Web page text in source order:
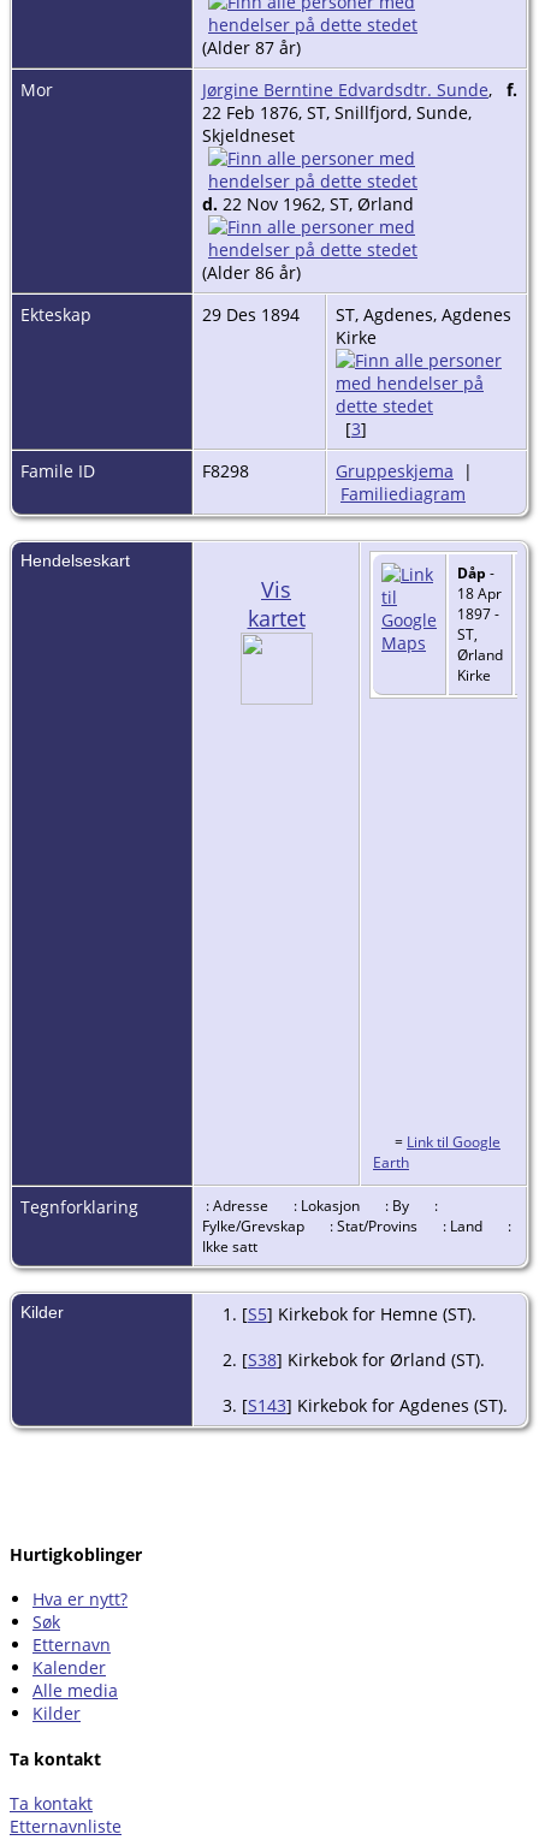
(Alder 87 år)
Mor
Jørgine Berntine Edvardsdtr. Sunde, f.
22 Feb 1876, ST, Snillfjord, Sunde,
Skjeldneset
d. 22 Nov 1962, ST, Ørland
(Alder 86 år)
Ekteskap
29 Des 1894
ST, Agdenes, Agdenes
Kirke
[3]
Famile ID
F8298 Gruppeskjema |
Familiediagram
Hendelseskart
Vis
kartet
Dåp -
18 Apr
1897 -
ST,
Ørland
Kirke
= Link til Google
Earth
Tegnforklaring : Adresse : Lokasjon : By
:
Fylke/Grevskap
: Stat/Provins : Land
:
Ikke satt
Kilder [S5] Kirkebok for Hemne (ST).
[S38] Kirkebok for Ørland (ST).
[S143] Kirkebok for Agdenes (ST).
Hurtigkoblinger
Hva er nytt?
Søk
Etternavn
Kalender
Alle media
Kilder
Ta kontakt
Ta kontakt
Etternavnliste